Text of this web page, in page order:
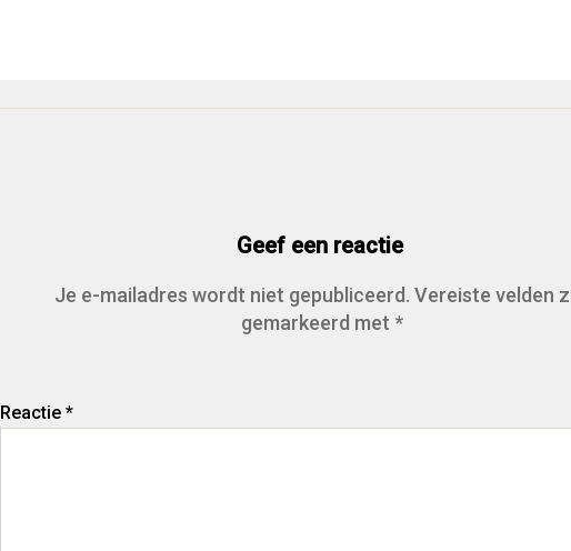
Geef een reactie
Je e-mailadres wordt niet gepubliceerd. Vereiste velden
gemarkeerd met *
Reactie *